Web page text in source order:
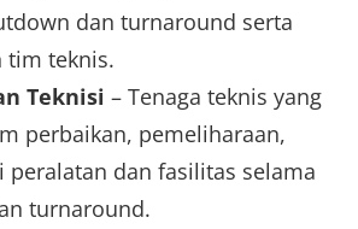
dan turnaround serta
tim teknis.
Teknisi – Tenaga teknis yang
perbaikan, pemeliharaan,
peralatan dan fasilitas selama
turnaround.